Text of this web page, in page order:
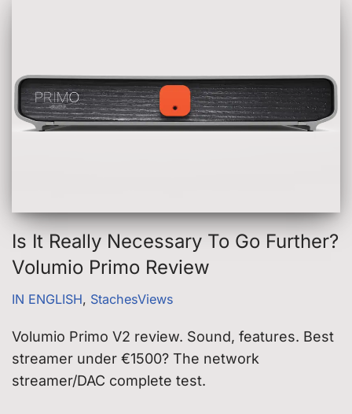
Is It Really Necessary To Go Further?
Volumio Primo Review
IN ENGLISH, StachesViews
Volumio Primo V2 review. Sound, features. Best
streamer under €1500? The network
streamer/DAC complete test.